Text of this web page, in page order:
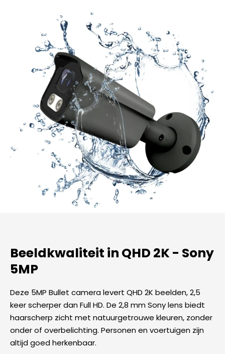
Beeldkwaliteit in QHD 2K - Sony
5MP
Deze 5MP Bullet camera levert QHD 2K beelden, 2,5
keer scherper dan Full HD. De 2,8 mm Sony lens biedt
haarscherp zicht met natuurgetrouwe kleuren, zonder
onder of overbelichting. Personen en voertuigen zijn
altijd goed herkenbaar.